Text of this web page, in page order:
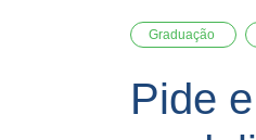
Graduação
Pide